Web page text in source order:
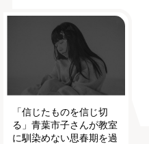
「信じたものを信じ切
る」青葉市子さんが教室
に馴染めない思春期を過